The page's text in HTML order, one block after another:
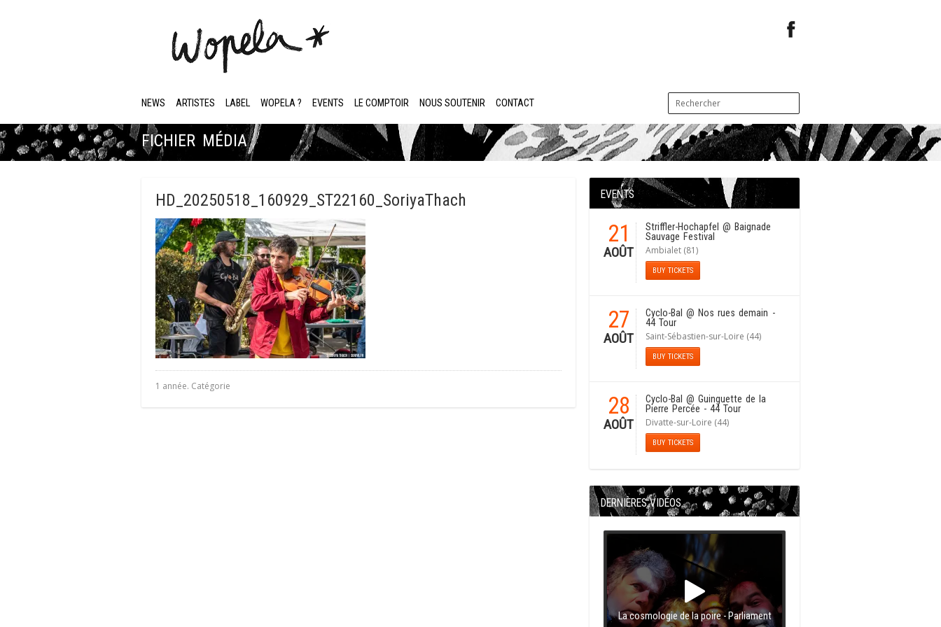
NEWS ARTISTES LABEL WOPELA ? EVENTS LE COMPTOIR NOUS SOUTENIR CONTACT
FICHIER MÉDIA
HD_20250518_160929_ST22160_SoriyaThach
1 année. Catégorie
EVENTS
21
AOÛT
Striffler-Hochapfel @ Baignade
Sauvage Festival
Ambialet (81)
BUY TICKETS
27
AOÛT
Cyclo-Bal @ Nos rues demain -
44 Tour
Saint-Sébastien-sur-Loire (44)
BUY TICKETS
28
AOÛT
Cyclo-Bal @ Guinguette de la
Pierre Percée - 44 Tour
Divatte-sur-Loire (44)
BUY TICKETS
DERNIÈRES VIDÉOS
La cosmologie de la poire - Parliament